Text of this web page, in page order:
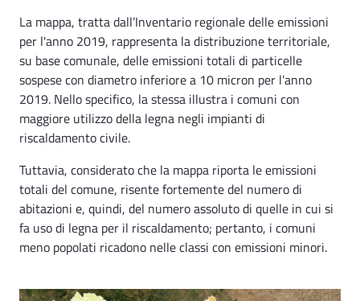
La mappa, tratta dall’Inventario regionale delle emissioni
per l'anno 2019, rappresenta la distribuzione territoriale,
su base comunale, delle emissioni totali di particelle
sospese con diametro inferiore a 10 micron per l’anno
2019. Nello specifico, la stessa illustra i comuni con
maggiore utilizzo della legna negli impianti di
riscaldamento civile.
Tuttavia, considerato che la mappa riporta le emissioni
totali del comune, risente fortemente del numero di
abitazioni e, quindi, del numero assoluto di quelle in cui si
fa uso di legna per il riscaldamento; pertanto, i comuni
meno popolati ricadono nelle classi con emissioni minori.